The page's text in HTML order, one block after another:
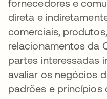
fornecedores e
direta e
comerciais,
relacionamentos da
partes interessadas
avaliar os negócios
padrões e princípios